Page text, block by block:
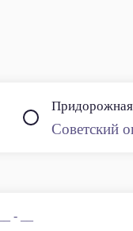
Советский
Nissan,